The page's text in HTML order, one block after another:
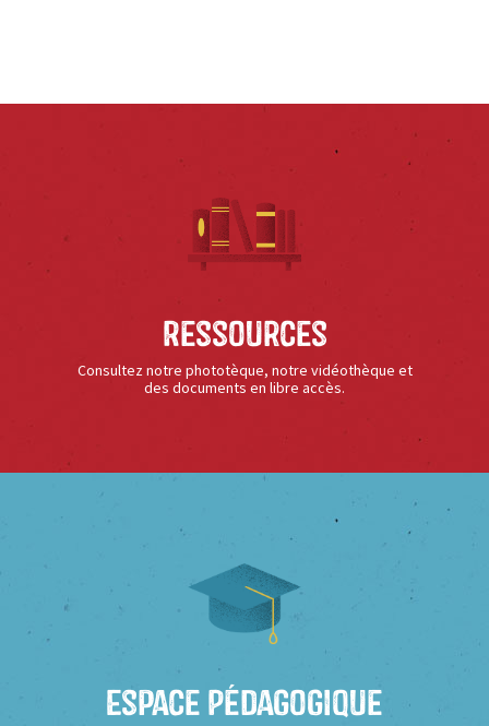
Ressources
Consultez notre phototèque, notre vidéothèque et
des documents en libre accès.
Espace Pédagogique